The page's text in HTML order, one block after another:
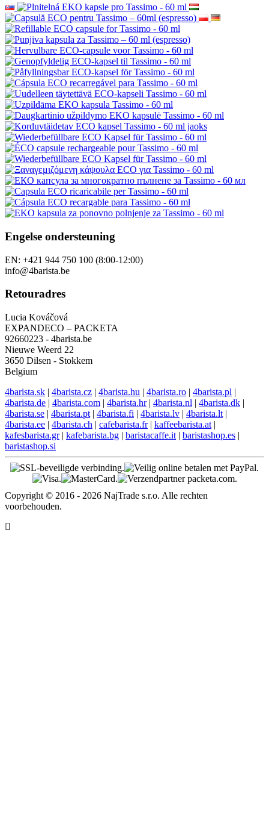
Engelse ondersteuning
EN: +421 944 750 100 (8:00-12:00)
info@4barista.be
Retouradres
Lucia Kováčová
EXPANDECO – PACKETA
92660223 - 4barista.be
Nieuwe Weerd 22
3650 Dilsen - Stokkem
Belgium
4barista.sk | 4barista.cz | 4barista.hu | 4barista.ro | 4barista.pl |
4barista.de | 4barista.com | 4barista.hr| 4barista.nl | 4barista.dk |
4barista.se | 4barista.pt | 4barista.fi | 4barista.lv | 4barista.lt |
4barista.ee | 4barista.ch | cafebarista.fr| kaffeebarista.at |
kafesbarista.gr| kafebarista.bg | baristacaffe.it | baristashop.es |
baristashop.si
Copyright © 2016 - 2026 NajTrade s.r.o. Alle rechten
voorbehouden.